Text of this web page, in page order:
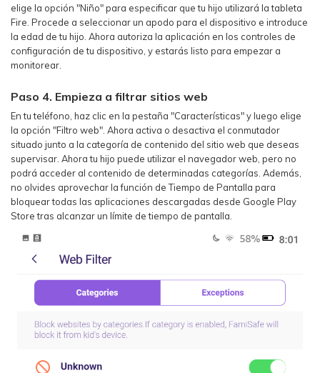
elige la opción "Niño" para especificar que tu hijo utilizará la tableta
Fire. Procede a seleccionar un apodo para el dispositivo e introduce
la edad de tu hijo. Ahora autoriza la aplicación en los controles de
configuración de tu dispositivo, y estarás listo para empezar a
monitorear.
Paso 4. Empieza a filtrar sitios web
En tu teléfono, haz clic en la pestaña "Características" y luego elige
la opción "Filtro web". Ahora activa o desactiva el conmutador
situado junto a la categoría de contenido del sitio web que deseas
supervisar. Ahora tu hijo puede utilizar el navegador web, pero no
podrá acceder al contenido de determinadas categorías. Además,
no olvides aprovechar la función de Tiempo de Pantalla para
bloquear todas las aplicaciones descargadas desde Google Play
Store tras alcanzar un límite de tiempo de pantalla.